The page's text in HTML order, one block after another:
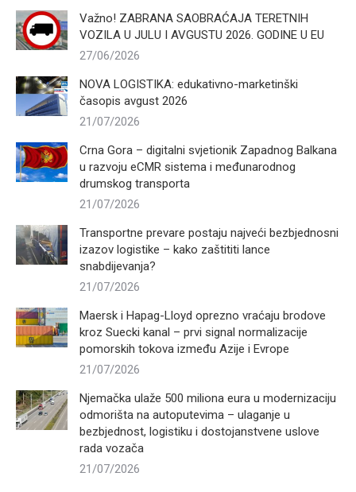
Važno! ZABRANA SAOBRAĆAJA TERETNIH
VOZILA U JULU I AVGUSTU 2026. GODINE U EU
27/06/2026
NOVA LOGISTIKA: edukativno-marketinški
časopis avgust 2026
21/07/2026
Crna Gora – digitalni svjetionik Zapadnog Balkana
u razvoju eCMR sistema i međunarodnog
drumskog transporta
21/07/2026
Transportne prevare postaju najveći bezbjednosni
izazov logistike – kako zaštititi lance
snabdijevanja?
21/07/2026
Maersk i Hapag-Lloyd oprezno vraćaju brodove
kroz Suecki kanal – prvi signal normalizacije
pomorskih tokova između Azije i Evrope
21/07/2026
Njemačka ulaže 500 miliona eura u modernizaciju
odmorišta na autoputevima – ulaganje u
bezbjednost, logistiku i dostojanstvene uslove
rada vozača
21/07/2026